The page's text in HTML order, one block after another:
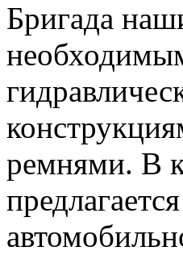
Бригада
ремнями. В